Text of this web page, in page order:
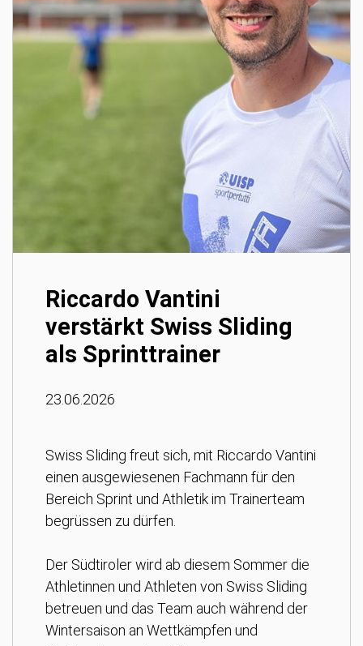
Riccardo Vantini
verstärkt Swiss Sliding
als Sprinttrainer
23.06.2026
Swiss Sliding freut sich, mit Riccardo Vantini
einen ausgewiesenen Fachmann für den
Bereich Sprint und Athletik im Trainerteam
begrüssen zu dürfen.
Der Südtiroler wird ab diesem Sommer die
Athletinnen und Athleten von Swiss Sliding
betreuen und das Team auch während der
Wintersaison an Wettkämpfen und